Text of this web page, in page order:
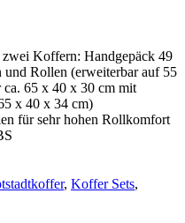
zwei Koffern: Handgepäck 49
Rollen (erweiterbar auf 55
65 x 40 x 30 cm mit
x 40 x 34 cm)
für sehr hohen Rollkomfort
, Koffer Sets,